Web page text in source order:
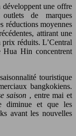
développent une offre
de marques
réductions moyennes
attirant une
prix réduits. L’Central
Hua Hin concentrent
touristique
bangkokiens.
saison , entre mai et
diminue et que les
avant les nouvelles